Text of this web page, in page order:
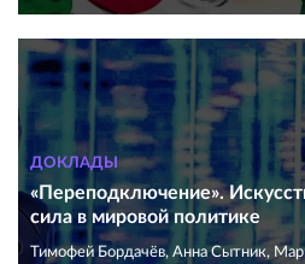
ДОКЛАДЫ
«Переподключение».
сила в мировой политике
Тимофей Бордачёв, Анна Сытник,